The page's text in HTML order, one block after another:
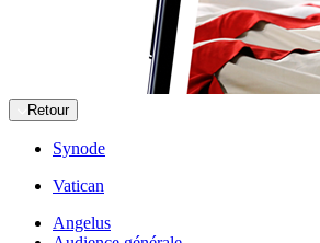
Retour
Synode
Vatican
Angelus